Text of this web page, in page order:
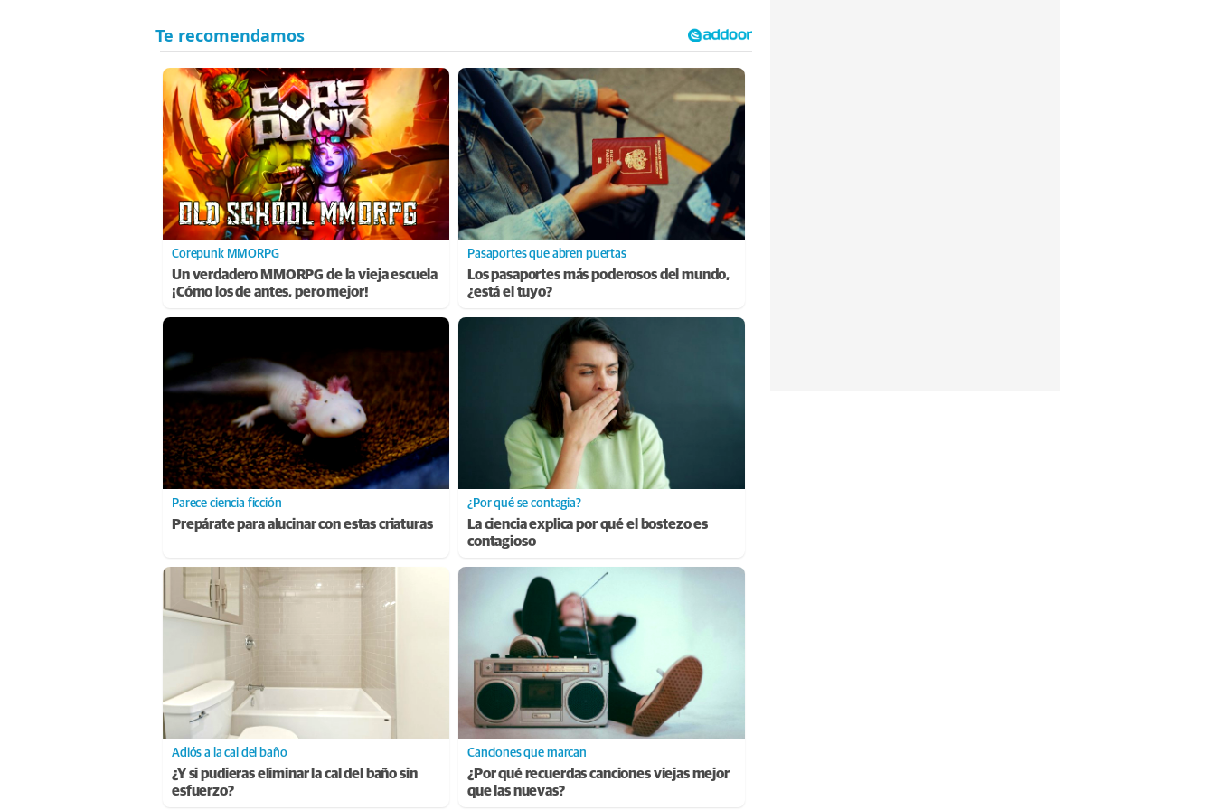
Corepunk MMORPG
Un verdadero MMORPG de la vieja escuela
¡Cómo los de antes, pero mejor!
Pasaportes que abren puertas
Los pasaportes más poderosos del mundo,
¿está el tuyo?
Parece ciencia ficción
Prepárate para alucinar con estas criaturas
¿Por qué se contagia?
La ciencia explica por qué el bostezo es
contagioso
Adiós a la cal del baño
¿Y si pudieras eliminar la cal del baño sin
esfuerzo?
Canciones que marcan
¿Por qué recuerdas canciones viejas mejor
que las nuevas?